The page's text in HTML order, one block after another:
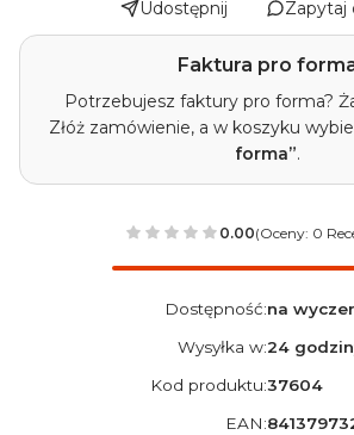
Udostępnij Zapytaj
Faktura pro
Potrzebujesz faktury pro forma?
Złóż zamówienie, a w koszyku
forma”.
0.00(Oceny: 0
Dostępność:na
Wysyłka w:24
Kod produktu:37604
EAN: